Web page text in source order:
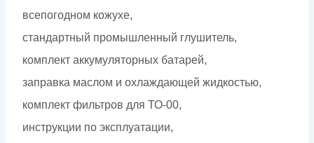
всепогодном кожухе,
стандартный промышленный глушитель,
комплект аккумуляторных батарей,
заправка маслом и охлаждающей жидкостью,
комплект фильтров для ТО-00,
инструкции по эксплуатации,